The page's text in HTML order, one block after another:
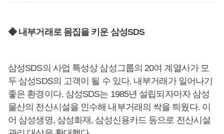
◆ 내부거래로 몸집을 키운 삼성SDS
삼성SDS의 사업 특성상 삼성그룹의 20여 계열사가 모
두 삼성SDS의 고객이 될 수 있다. 내부거래가 일어나기
좋은 환경이다. 삼성SDS는 1985년 설립되자마자 삼성
물산의 전산시설을 인수해 내부거래의 싹을 틔웠다. 이
어 삼성생명, 삼성화재, 삼성신용카드 등으로 전산시설